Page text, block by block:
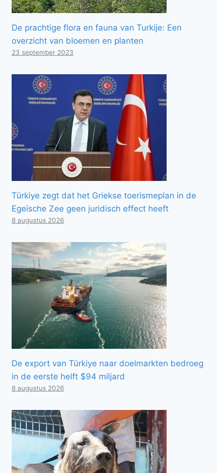
De prachtige flora en fauna van Turkije: Een
overzicht van bloemen en planten
23 september 2023
Türkiye zegt dat het Griekse toerismeplan in de
Egeïsche Zee geen juridisch effect heeft
8 augustus 2026
De export van Türkiye naar doelmarkten bedroeg
in de eerste helft $94 miljard
8 augustus 2026